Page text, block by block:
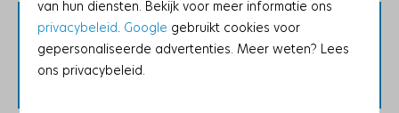
Wassen en drogen
Droogrek
Stofzuiger
Houd er rekening mee dat deze accommodatie,
vanwege lokale wetgeving, alleen gasten
accepteert die er voor recreatieve doeleinden
van hun diensten. Bekijk voor meer informatie ons
privacybeleid. Google gebruikt cookies voor
gepersonaliseerde advertenties. Meer weten? Lees
ons privacybeleid.